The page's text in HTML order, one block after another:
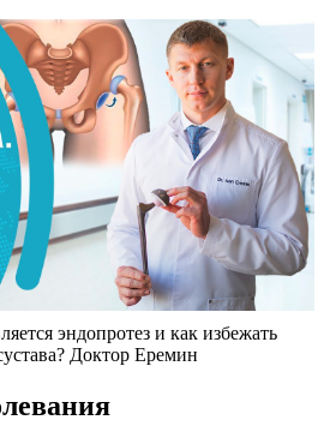
эндопротез и как избежать
Доктор Еремин